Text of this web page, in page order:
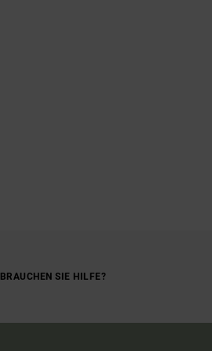
BRAUCHEN SIE HILFE?